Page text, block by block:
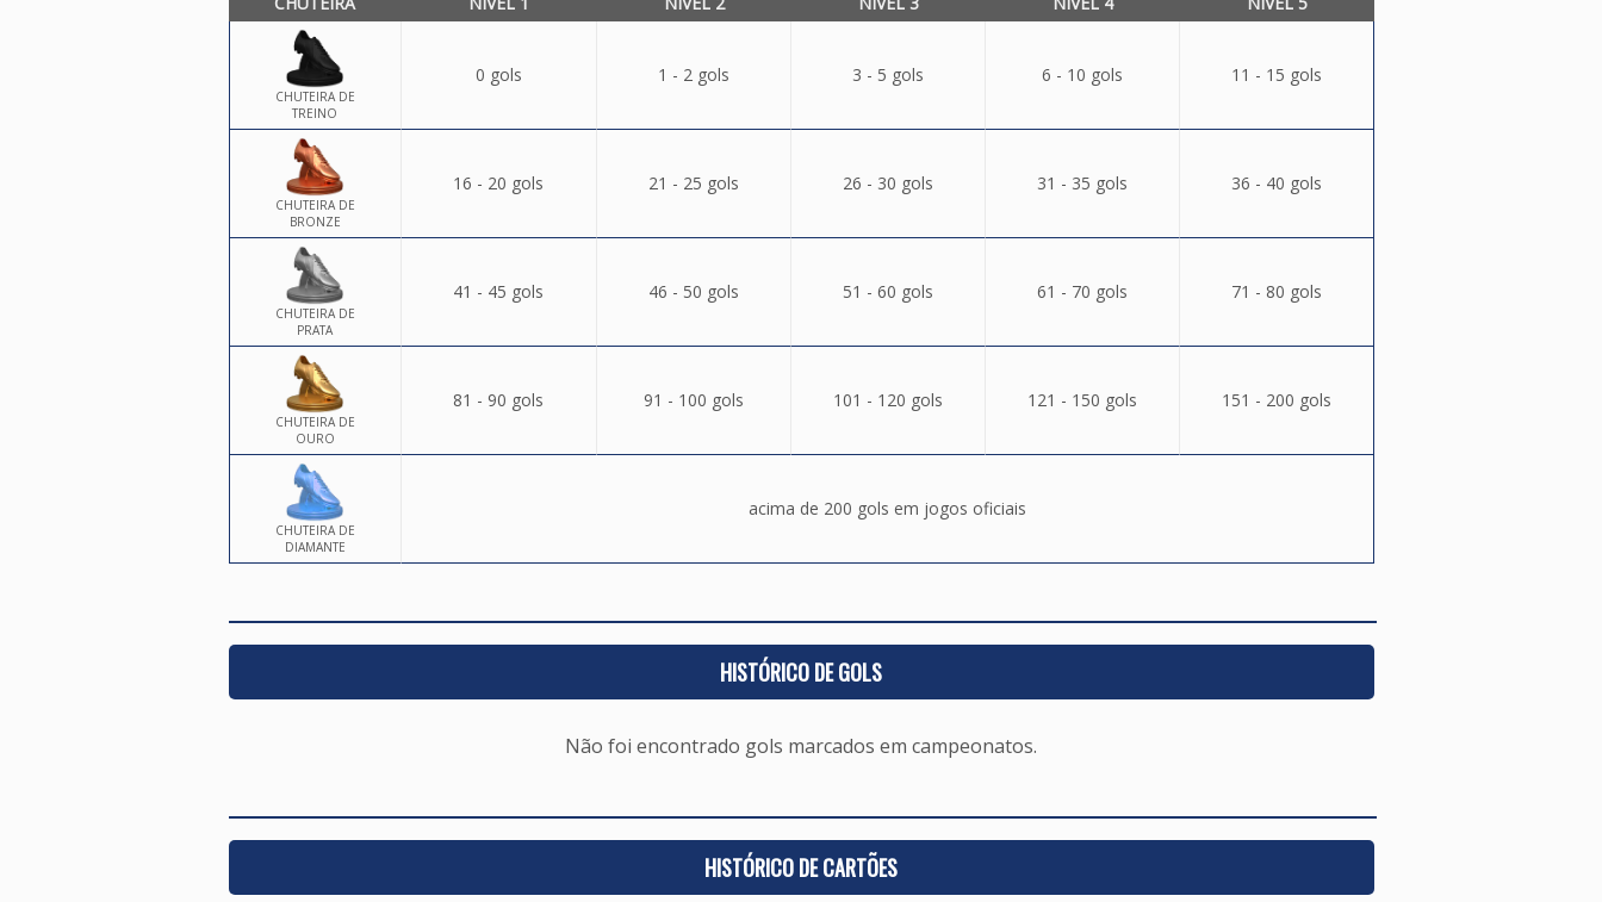
CHUTEIRA DE
TREINO
0 gols 1 - 2 gols 3 - 5 gols 6 - 10 gols 11 - 15 gols
CHUTEIRA DE
BRONZE
16 - 20 gols 21 - 25 gols 26 - 30 gols 31 - 35 gols 36 - 40 gols
CHUTEIRA DE
PRATA
41 - 45 gols 46 - 50 gols 51 - 60 gols 61 - 70 gols 71 - 80 gols
CHUTEIRA DE
OURO
81 - 90 gols 91 - 100 gols 101 - 120 gols 121 - 150 gols 151 - 200 gols
CHUTEIRA DE
DIAMANTE
acima de 200 gols em jogos oficiais
HISTÓRICO DE GOLS
Não foi encontrado gols marcados em campeonatos.
HISTÓRICO DE CARTÕES